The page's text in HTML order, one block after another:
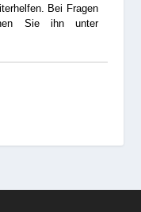
Bei Fragen
Sie ihn unter